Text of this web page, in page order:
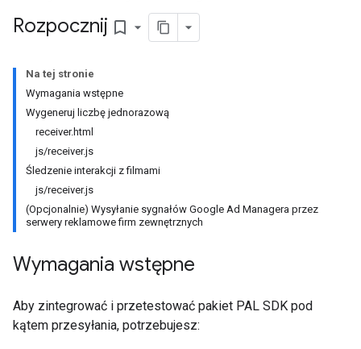
Rozpocznij bookmark_border
Na tej stronie
Wymagania wstępne
Wygeneruj liczbę jednorazową
receiver.html
js/receiver.js
Śledzenie interakcji z filmami
js/receiver.js
(Opcjonalnie) Wysyłanie sygnałów Google Ad Managera przez
serwery reklamowe firm zewnętrznych
Wymagania wstępne
Aby zintegrować i przetestować pakiet PAL SDK pod
kątem przesyłania, potrzebujesz: